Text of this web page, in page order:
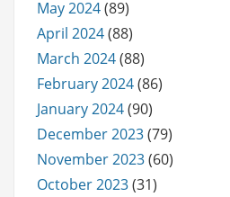
May 2024(89)
April 2024(88)
March 2024(88)
February 2024(86)
January 2024(90)
December 2023(79)
November 2023(60)
October 2023(31)